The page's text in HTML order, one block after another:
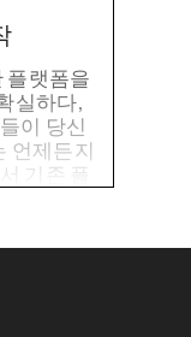
플랫폼을
실하다,
이 당신
언제든지
기존 플